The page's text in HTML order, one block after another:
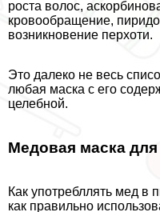
роста волос,
кровообращение,
возникновение перхоти.
Это далеко не весь
любая маска с его
целебной.
Медовая маска
Как употрeбллять мед в
как правильно